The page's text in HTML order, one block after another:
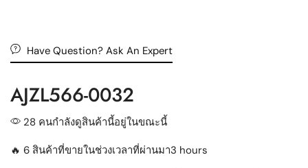
Have Question? Ask An Expert
AJZL566-0032
28 คนกำลังดูสินค้านี้อยู่ในขณะนี้
🔥 6 สินค้าที่ขายในช่วงเวลาที่ผ่านมา3 hours